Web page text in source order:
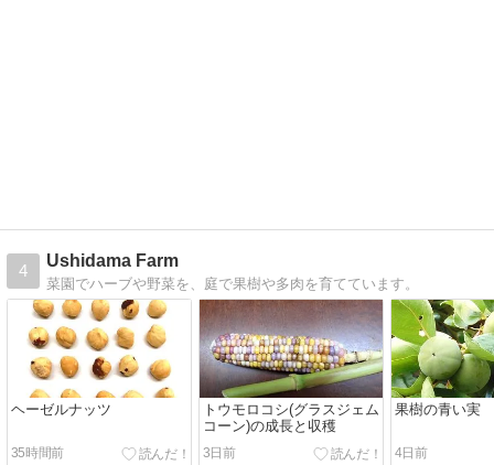
4
Ushidama Farm
菜園でハーブや野菜を、庭で果樹や多肉を育てています。
ヘーゼルナッツ
35時間前
トウモロコシ(グラスジェム
コーン)の成長と収穫
3日前
果樹の青い実
4日前